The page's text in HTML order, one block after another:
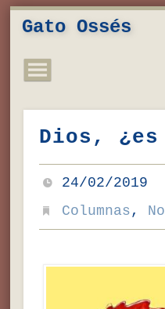
Gato Ossés
Dios,
24/02/2019
Columnas ,